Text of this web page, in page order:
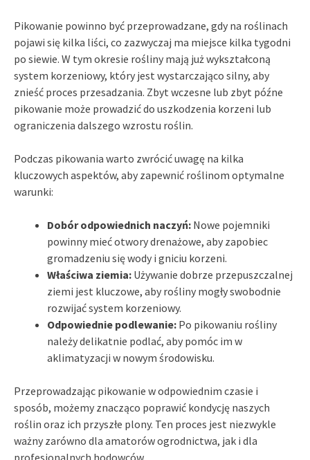
Pikowanie powinno być przeprowadzane, gdy na roślinach
pojawi się kilka liści, co zazwyczaj ma miejsce kilka tygodni
po siewie. W tym okresie rośliny mają już wykształconą
system korzeniowy, który jest wystarczająco silny, aby
znieść proces przesadzania. Zbyt wczesne lub zbyt późne
pikowanie może prowadzić do uszkodzenia korzeni lub
ograniczenia dalszego wzrostu roślin.
Podczas pikowania warto zwrócić uwagę na kilka
kluczowych aspektów, aby zapewnić roślinom optymalne
warunki:
Dobór odpowiednich naczyń: Nowe pojemniki
powinny mieć otwory drenażowe, aby zapobiec
gromadzeniu się wody i gniciu korzeni.
Właściwa ziemia: Używanie dobrze przepuszczalnej
ziemi jest kluczowe, aby rośliny mogły swobodnie
rozwijać system korzeniowy.
Odpowiednie podlewanie: Po pikowaniu rośliny
należy delikatnie podlać, aby pomóc im w
aklimatyzacji w nowym środowisku.
Przeprowadzając pikowanie w odpowiednim czasie i
sposób, możemy znacząco poprawić kondycję naszych
roślin oraz ich przyszłe plony. Ten proces jest niezwykle
ważny zarówno dla amatorów ogrodnictwa, jak i dla
profesjonalnych hodowców.